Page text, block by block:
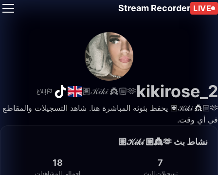
LIVE
Stream Recorder
kikirose_2
𝒦𝒾𝓀𝒾 👸🏼🫶🏽 إبلاغ
𝒦𝒾𝓀𝒾 👸🏼🫶🏽 يحفظ بثوثه المباشرة هنا. شاهد التسجيلات والمقاطع
في أي وقت.
نشاط بث 𝒦𝒾𝓀𝒾 👸🏼🫶🏽
7
تسجيلات البث
18
إجمالي المشاهدات